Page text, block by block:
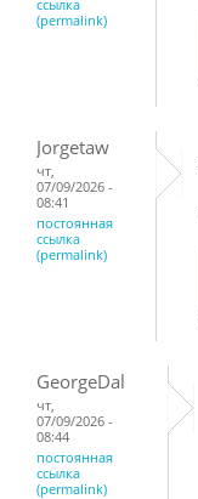
ссылка
(permalink)
Jorgetaw
чт,
07/09/2026 -
08:41
постоянная
ссылка
(permalink)
GeorgeDal
чт,
07/09/2026 -
08:44
постоянная
ссылка
(permalink)